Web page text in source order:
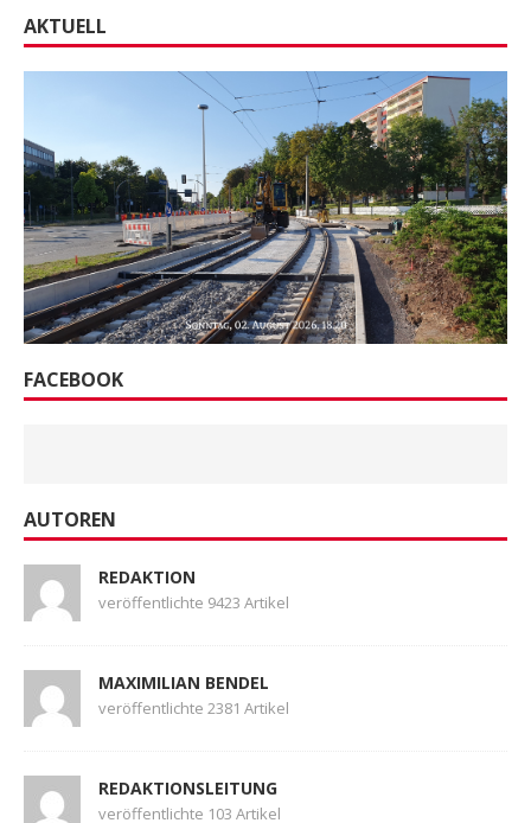
AKTUELL
FACEBOOK
AUTOREN
REDAKTION
veröffentlichte 9423 Artikel
MAXIMILIAN BENDEL
veröffentlichte 2381 Artikel
REDAKTIONSLEITUNG
veröffentlichte 103 Artikel